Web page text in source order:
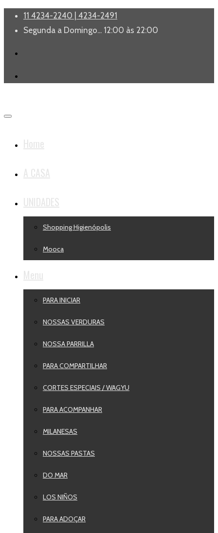
11 4234-2240 | 4234-2491
Segunda a Domingo... 12:00 às 22:00
Home
A CASA
UNIDADES
Shopping Higienópolis
Mooca
Menu
PARA INICIAR
NOSSAS VERDURAS
NOSSA PARRILLA
PARA COMPARTILHAR
CORTES ESPECIAIS / WAGYU
PARA ACOMPANHAR
MILANESAS
NOSSAS PASTAS
DO MAR
LOS NIÑOS
PARA ADOÇAR